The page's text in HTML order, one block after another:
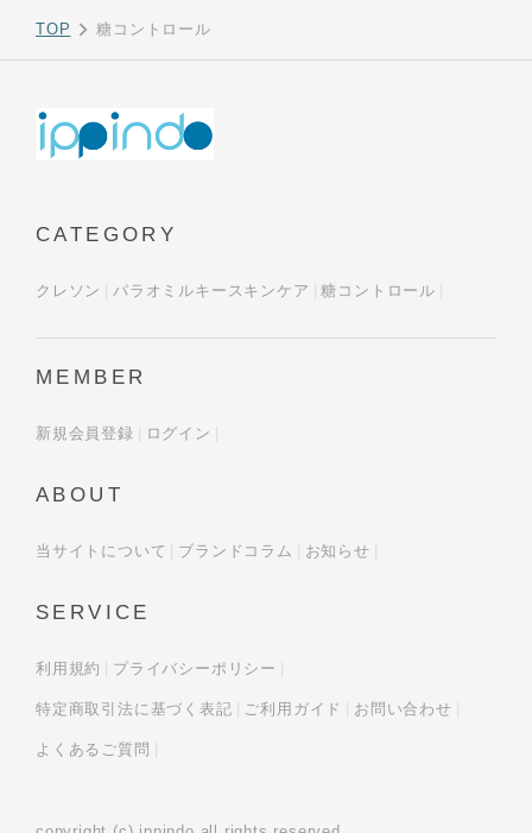
TOP 糖コントロール
CATEGORY
クレソン パラオミルキースキンケア 糖コントロール
MEMBER
新規会員登録 ログイン
ABOUT
当サイトについて ブランドコラム お知らせ
SERVICE
利用規約 プライバシーポリシー
特定商取引法に基づく表記 ご利用ガイド お問い合わせ
よくあるご質問